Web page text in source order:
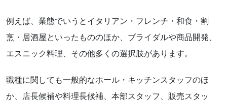
例えば、業態でいうとイタリアン・フレンチ・和食・割
烹・居酒屋といったもののほか、ブライダルや商品開発、
エスニック料理、その他多くの選択肢があります。
職種に関しても一般的なホール・キッチンスタッフのほ
か、店長候補や料理長候補、本部スタッフ、販売スタッ